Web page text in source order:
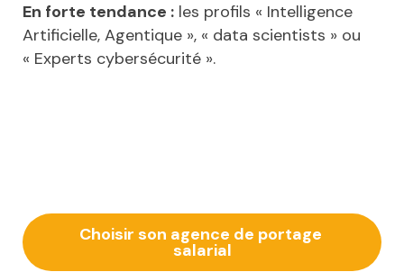
En forte tendance : les profils « Intelligence
Artificielle, Agentique », « data scientists » ou
« Experts cybersécurité ».
Choisir son agence de portage
salarial